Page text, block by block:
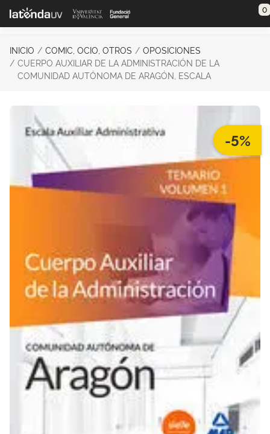
Saltar al contenido principal 0
INICIO COMIC, OCIO, OTROS
OPOSICIONES
CUERPO AUXILIAR DE LA ADMINISTRACIÓN DE LA
COMUNIDAD AUTÓNOMA DE ARAGÓN, ESCALA
-5%